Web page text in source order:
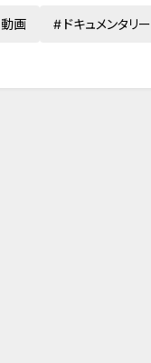
動画 ドキュメンタリー